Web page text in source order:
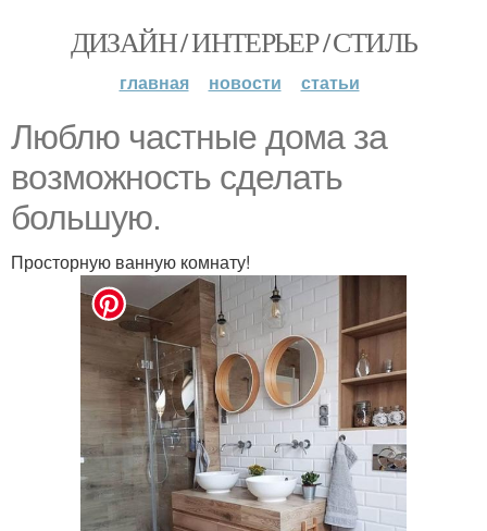
ДИЗАЙН / ИНТЕРЬЕР / СТИЛЬ
главная новости статьи
Люблю частные дома за
возможность сделать
большую.
Просторную ванную комнату!